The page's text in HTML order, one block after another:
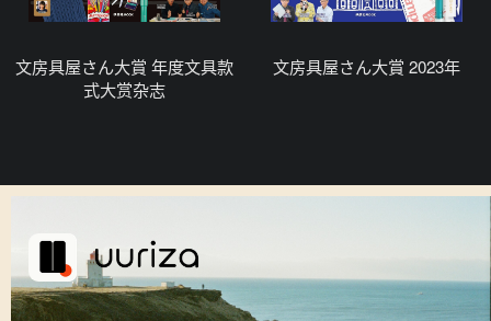
文房具屋さん大賞 年度文具款
式大赏杂志
文房具屋さん大賞 2023年